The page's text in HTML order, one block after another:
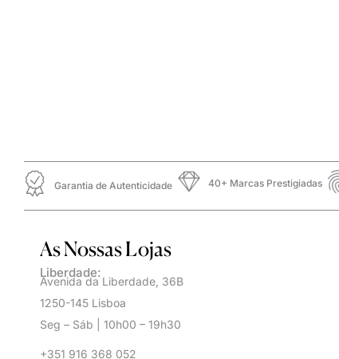
Garantia de Autenticidade 40+ Marcas Prestigiadas
As Nossas Lojas
Liberdade:
Avenida da Liberdade, 36B
1250-145 Lisboa
Seg – Sáb | 10h00 – 19h30
+351 916 368 052